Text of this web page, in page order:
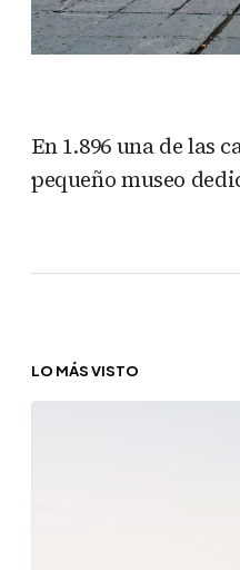
En 1.896 una de las
pequeño museo
LO MÁS VISTO